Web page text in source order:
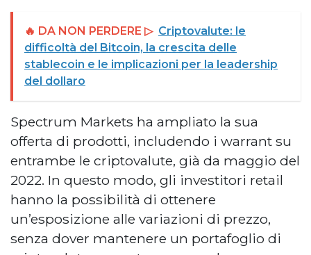
🔥 DA NON PERDERE ▷ Criptovalute: le
difficoltà del Bitcoin, la crescita delle
stablecoin e le implicazioni per la leadership
del dollaro
Spectrum Markets ha ampliato la sua
offerta di prodotti, includendo i warrant su
entrambe le criptovalute, già da maggio del
2022. In questo modo, gli investitori retail
hanno la possibilità di ottenere
un’esposizione alle variazioni di prezzo,
senza dover mantenere un portafoglio di